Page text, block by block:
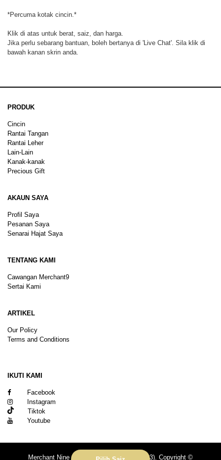
*Percuma kotak cincin.*
Klik di atas untuk berat, saiz, dan harga.
Jika perlu sebarang bantuan, boleh bertanya di 'Live Chat'. Sila klik di
bawah kanan skrin anda.
PRODUK
Cincin
Rantai Tangan
Rantai Leher
Lain-Lain
Kanak-kanak
Precious Gift
AKAUN SAYA
Profil Saya
Pesanan Saya
Senarai Hajat Saya
TENTANG KAMI
Cawangan Merchant9
Sertai Kami
ARTIKEL
Our Policy
Terms and Conditions
IKUTI KAMI
Facebook
Instagram
Tiktok
Youtube
Merchant Nine Sdn Bhd (No. 201601039113). Copyright ©